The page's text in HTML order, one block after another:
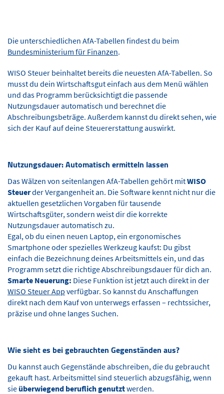
Die unterschiedlichen AfA-Tabellen findest du beim
Bundesministerium für Finanzen.
WISO Steuer beinhaltet bereits die neuesten AfA-Tabellen. So
musst du dein Wirtschaftsgut einfach aus dem Menü wählen
und das Programm berücksichtigt die passende
Nutzungsdauer automatisch und berechnet die
Abschreibungsbeträge. Außerdem kannst du direkt sehen, wie
sich der Kauf auf deine Steuererstattung auswirkt.
Nutzungsdauer: Automatisch ermitteln lassen
Das Wälzen von seitenlangen AfA-Tabellen gehört mitWISO
Steuerder Vergangenheit an. Die Software kennt nicht nur die
aktuellen gesetzlichen Vorgaben für tausende
Wirtschaftsgüter, sondern weist dir die korrekte
Nutzungsdauer automatisch zu.
Egal, ob du einen neuen Laptop, ein ergonomisches
Smartphone oder spezielles Werkzeug kaufst: Du gibst
einfach die Bezeichnung deines Arbeitsmittels ein, und das
Programm setzt die richtige Abschreibungsdauer für dich an.
Smarte Neuerung: Diese Funktion ist jetzt auch direkt in der
WISO Steuer App verfügbar. So kannst du Anschaffungen
direkt nach dem Kauf von unterwegs erfassen – rechtssicher,
präzise und ohne langes Suchen.
Wie sieht es bei gebrauchten Gegenständen aus?
Du kannst auch Gegenstände abschreiben, die du gebraucht
gekauft hast. Arbeitsmittel sind steuerlich abzugsfähig, wenn
sie überwiegend beruflich genutztwerden.